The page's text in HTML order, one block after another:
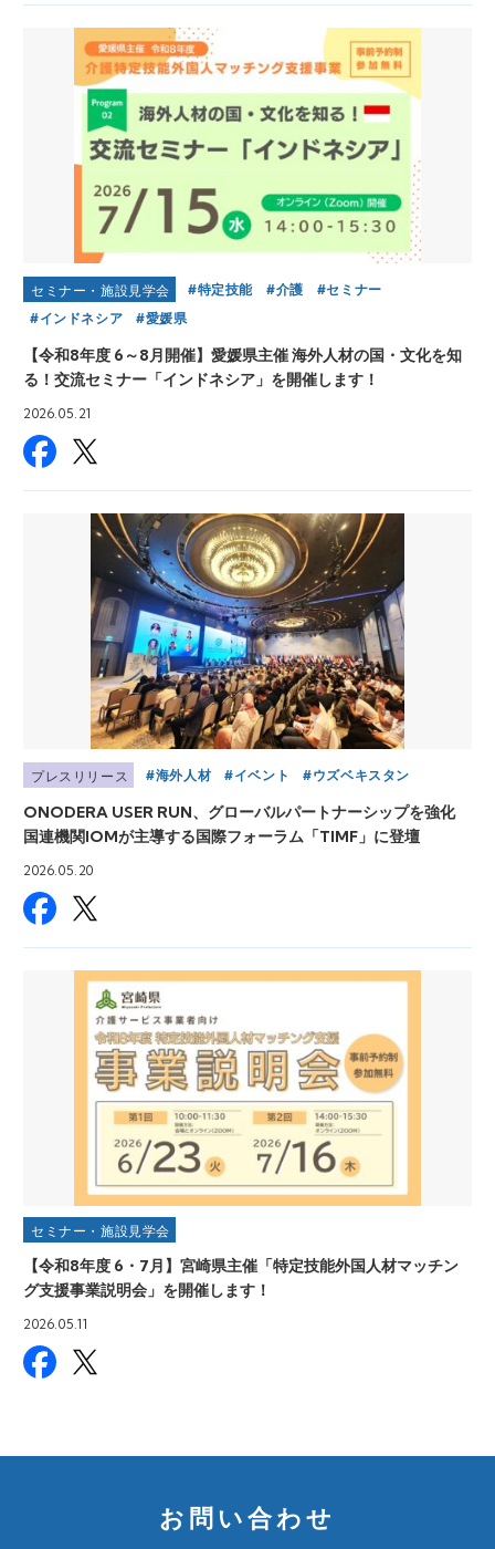
セミナー・施設見学会 特定技能 介護
セミナー
インドネシア
愛媛県
【令和8年度 6～8月開催】愛媛県主催 海外人材の国・文化を知
る！交流セミナー「インドネシア」を開催します！
2026.05.21
プレスリリース 海外人材 イベント ウズベキスタン
ONODERA USER RUN、グローバルパートナーシップを強化
国連機関IOMが主導する国際フォーラム「TIMF」に登壇
2026.05.20
セミナー・施設見学会
【令和8年度 6・7月】宮崎県主催「特定技能外国人材マッチン
グ支援事業説明会」を開催します！
2026.05.11
お問い合わせ